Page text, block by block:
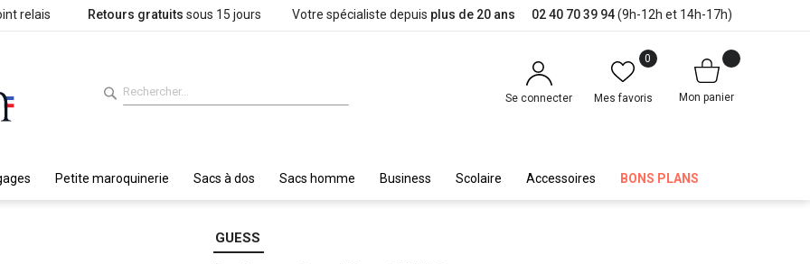
relais Retours gratuits sous 15 jours Votre spécialiste depuis plus de 20 ans 02 40 70 39 94(9h-12h et 14h-17h)
Se connecter
0
Mes favoris Mon panier
Petite maroquinerie Sacs à dos Sacs homme Business Scolaire Accessoires BONS PLANS
GUESS